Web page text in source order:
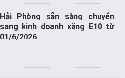
Hải Phòng sẵn sàng chuyển
sang kinh doanh xăng E10 từ
01/6/2026